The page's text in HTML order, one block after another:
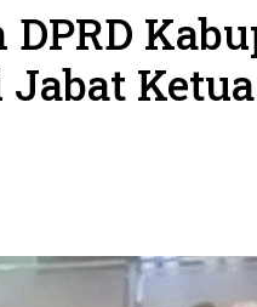
Ketua